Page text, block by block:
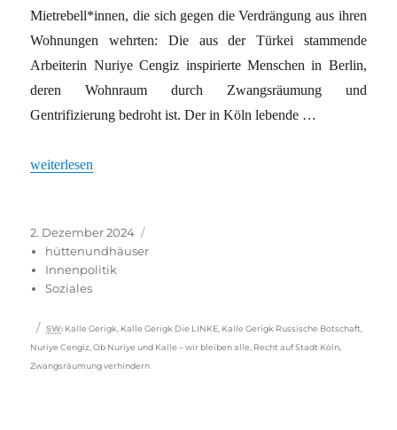
Mietrebell*innen, die sich gegen die Verdrängung aus ihren
Wohnungen wehrten: Die aus der Türkei stammende
Arbeiterin Nuriye Cengiz inspirierte Menschen in Berlin,
deren Wohnraum durch Zwangsräumung und
Gentrifizierung bedroht ist. Der in Köln lebende …
„»Alle für Kalle«“
weiterlesen
Veröffentlicht
am
2. Dezember 2024
hüttenundhäuser
Innenpolitik
Soziales
Schlagwörter
SW: Kalle Gerigk Kalle Gerigk Die LINKE Kalle Gerigk Russische Botschaft
Nuriye Cengiz ,Ob Nuriye und Kalle – wir bleiben alle Recht auf Stadt Köln
Zwangsräumung verhindern